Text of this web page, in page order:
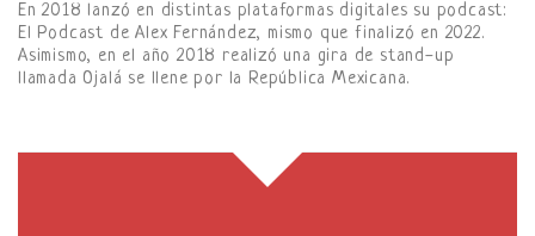
En 2018 lanzó en distintas plataformas digitales su podcast:
El Podcast de Alex Fernández, mismo que finalizó en 2022.
Asimismo, en el año 2018 realizó una gira de stand-up
llamada Ojalá se llene por la República Mexicana.